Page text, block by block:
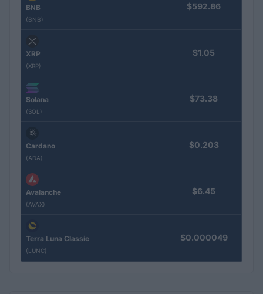
BNB
(BNB)
$592.86
XRP
(XRP)
$1.05
Solana
(SOL)
$73.38
Cardano
(ADA)
$0.203
Avalanche
(AVAX)
$6.45
Terra Luna Classic
(LUNC)
$0.000049